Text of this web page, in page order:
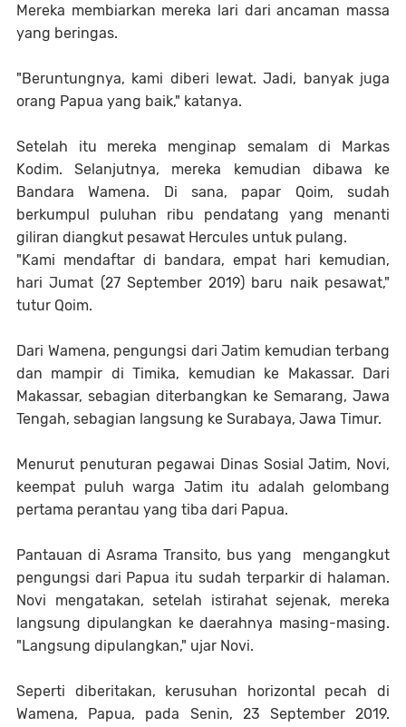
Mereka membiarkan mereka lari dari ancaman massa
yang beringas.
"Beruntungnya, kami diberi lewat. Jadi, banyak juga
orang Papua yang baik," katanya.
Setelah itu mereka menginap semalam di Markas
Kodim. Selanjutnya, mereka kemudian dibawa ke
Bandara Wamena. Di sana, papar Qoim, sudah
berkumpul puluhan ribu pendatang yang menanti
giliran diangkut pesawat Hercules untuk pulang.
"Kami mendaftar di bandara, empat hari kemudian,
hari Jumat (27 September 2019) baru naik pesawat,"
tutur Qoim.
Dari Wamena, pengungsi dari Jatim kemudian terbang
dan mampir di Timika, kemudian ke Makassar. Dari
Makassar, sebagian diterbangkan ke Semarang, Jawa
Tengah, sebagian langsung ke Surabaya, Jawa Timur.
Menurut penuturan pegawai Dinas Sosial Jatim, Novi,
keempat puluh warga Jatim itu adalah gelombang
pertama perantau yang tiba dari Papua.
Pantauan di Asrama Transito, bus yang mengangkut
pengungsi dari Papua itu sudah terparkir di halaman.
Novi mengatakan, setelah istirahat sejenak, mereka
langsung dipulangkan ke daerahnya masing-masing.
"Langsung dipulangkan," ujar Novi.
Seperti diberitakan, kerusuhan horizontal pecah di
Wamena, Papua, pada Senin, 23 September 2019.